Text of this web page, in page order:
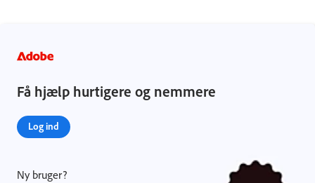
Få hjælp hurtigere og nemmere
Log ind
Ny bruger?